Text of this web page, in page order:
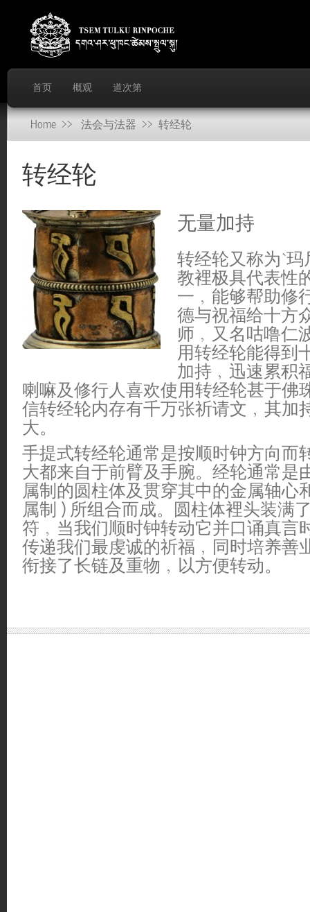
首页 概观 道次第
Home >> 法会与法器 >> 转经轮
转经轮
无量加持
转经轮又称为‘
教裡极具代表性
一﹐能够帮助修
德与祝福给十方
师﹐又名咕噜仁
用转经轮能得到
加持﹐迅速累积
喇嘛及修行人喜欢使用转经轮甚于佛
信转经轮内存有千万张祈请文﹐其加
大。
手提式转经轮通常是按顺时钟方向而
大都来自于前臂及手腕。经轮通常是
属制的圆柱体及贯穿其中的金属轴心
属制 ) 所组合而成。圆柱体裡头装满
符﹐当我们顺时钟转动它并口诵真言
传递我们最虔诚的祈福﹐同时培养善
衔接了长链及重物﹐以方便转动。